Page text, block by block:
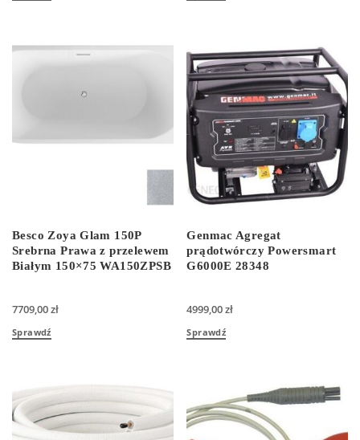
Besco Zoya Glam 150P
Srebrna Prawa z przelewem
Białym 150×75 WA150ZPSB
7709,00zł
Sprawdź
Genmac Agregat
prądotwórczy Powersmart
G6000E 28348
4999,00zł
Sprawdź